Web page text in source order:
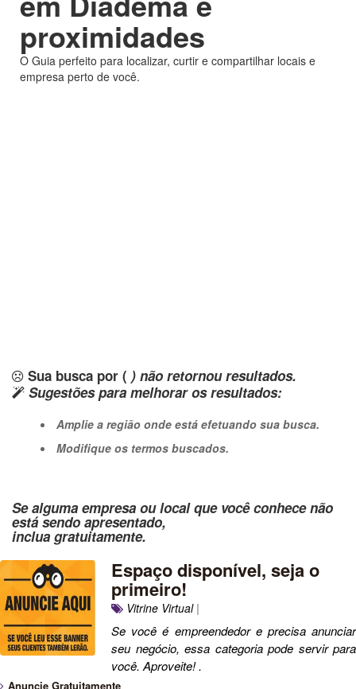
proximidades
O Guia perfeito para localizar, curtir e compartilhar locais e
empresa perto de você.
Sua busca por ( ) não retornou resultados.
Sugestões para melhorar os resultados:
Amplie a região onde está efetuando sua busca.
Modifique os termos buscados.
Se alguma empresa ou local que você conhece não
está sendo apresentado,
inclua gratuitamente.
Espaço disponível, seja o
primeiro!
Vitrine Virtual|
Se você é empreendedor e precisa anunciar
seu negócio, essa categoria pode servir para
você. Aproveite! .
Anuncie Gratuitamente